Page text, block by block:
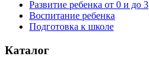
Развитие ребенка от 0 и до 3
Воспитание ребенка
Подготовка к школе
Каталог